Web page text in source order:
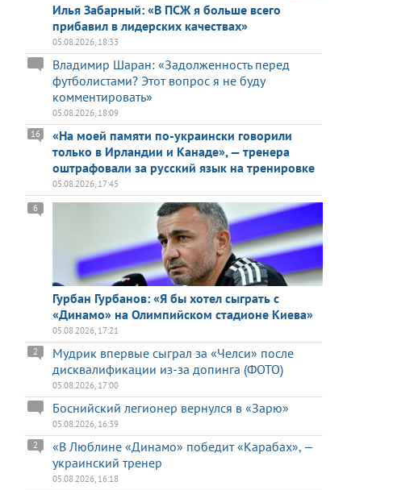
Илья Забарный: «В ПСЖ я больше всего
прибавил в лидерских качествах»
05.08.2026, 18:33
Владимир Шаран: «Задолженность перед
футболистами? Этот вопрос я не буду
комментировать»
05.08.2026, 18:09
«На моей памяти по-украински говорили
только в Ирландии и Канаде», — тренера
оштрафовали за русский язык на тренировке
16
05.08.2026, 17:45
Гурбан Гурбанов: «Я бы хотел сыграть с
«Динамо» на Олимпийском стадионе Киева»
6
05.08.2026, 17:21
Мудрик впервые сыграл за «Челси» после
дисквалификации из-за допинга (ФОТО)
2
05.08.2026, 17:00
Боснийский легионер вернулся в «Зарю»
05.08.2026, 16:39
«В Люблине «Динамо» победит «Карабах», —
украинский тренер
2
05.08.2026, 16:18